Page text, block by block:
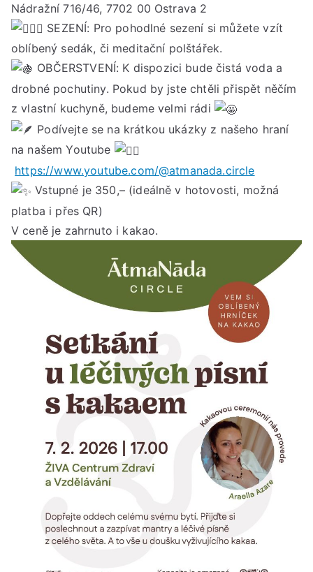
Nádražní 716/46, 7702 00 Ostrava 2
SEZENÍ: Pro pohodlné sezení si můžete vzít
oblíbený sedák, či meditační polštářek.
OBČERSTVENÍ: K dispozici bude čistá voda a
drobné pochutiny. Pokud by jste chtěli přispět něčím
z vlastní kuchyně, budeme velmi rádi
Podívejte se na krátkou ukázky z našeho hraní
na našem Youtube
https://www.youtube.com/@atmanada.circle
Vstupné je 350,– (ideálně v hotovosti, možná
platba i přes QR)
V ceně je zahrnuto i kakao.